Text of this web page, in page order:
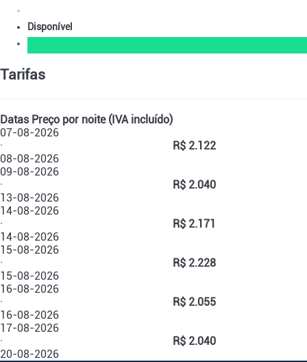
Disponível
Tarifas
Datas Preço por noite (IVA incluído)
07-08-2026
·
08-08-2026
R$ 2.122
09-08-2026
·
13-08-2026
R$ 2.040
14-08-2026
·
14-08-2026
R$ 2.171
15-08-2026
·
15-08-2026
R$ 2.228
16-08-2026
·
16-08-2026
R$ 2.055
17-08-2026
·
20-08-2026
R$ 2.040